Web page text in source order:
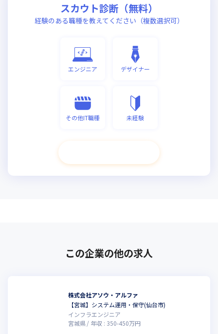
スカウト診断（無料）
経験のある職種を教えてください（複数選択可）
エンジニア デザイナー
その他IT職種 未経験
この企業の他の求人
株式会社アソウ・アルファ
【宮城】システム運用・保守(仙台市)
インフラエンジニア
宮城県
年収 : 350-450万円